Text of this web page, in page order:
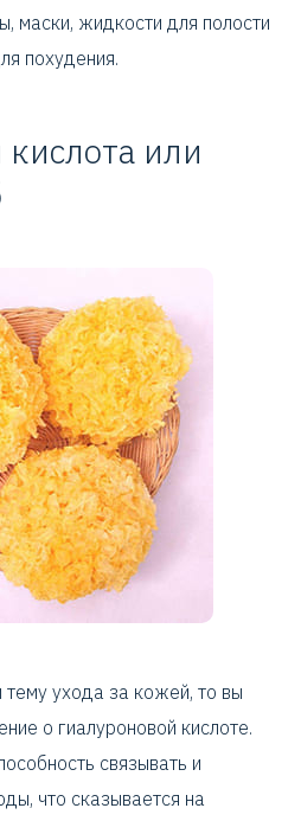
маски, жидкости для полости
похудения.
кислота или
тему ухода за кожей, то вы
о гиалуроновой кислоте.
связывать и
что сказывается на